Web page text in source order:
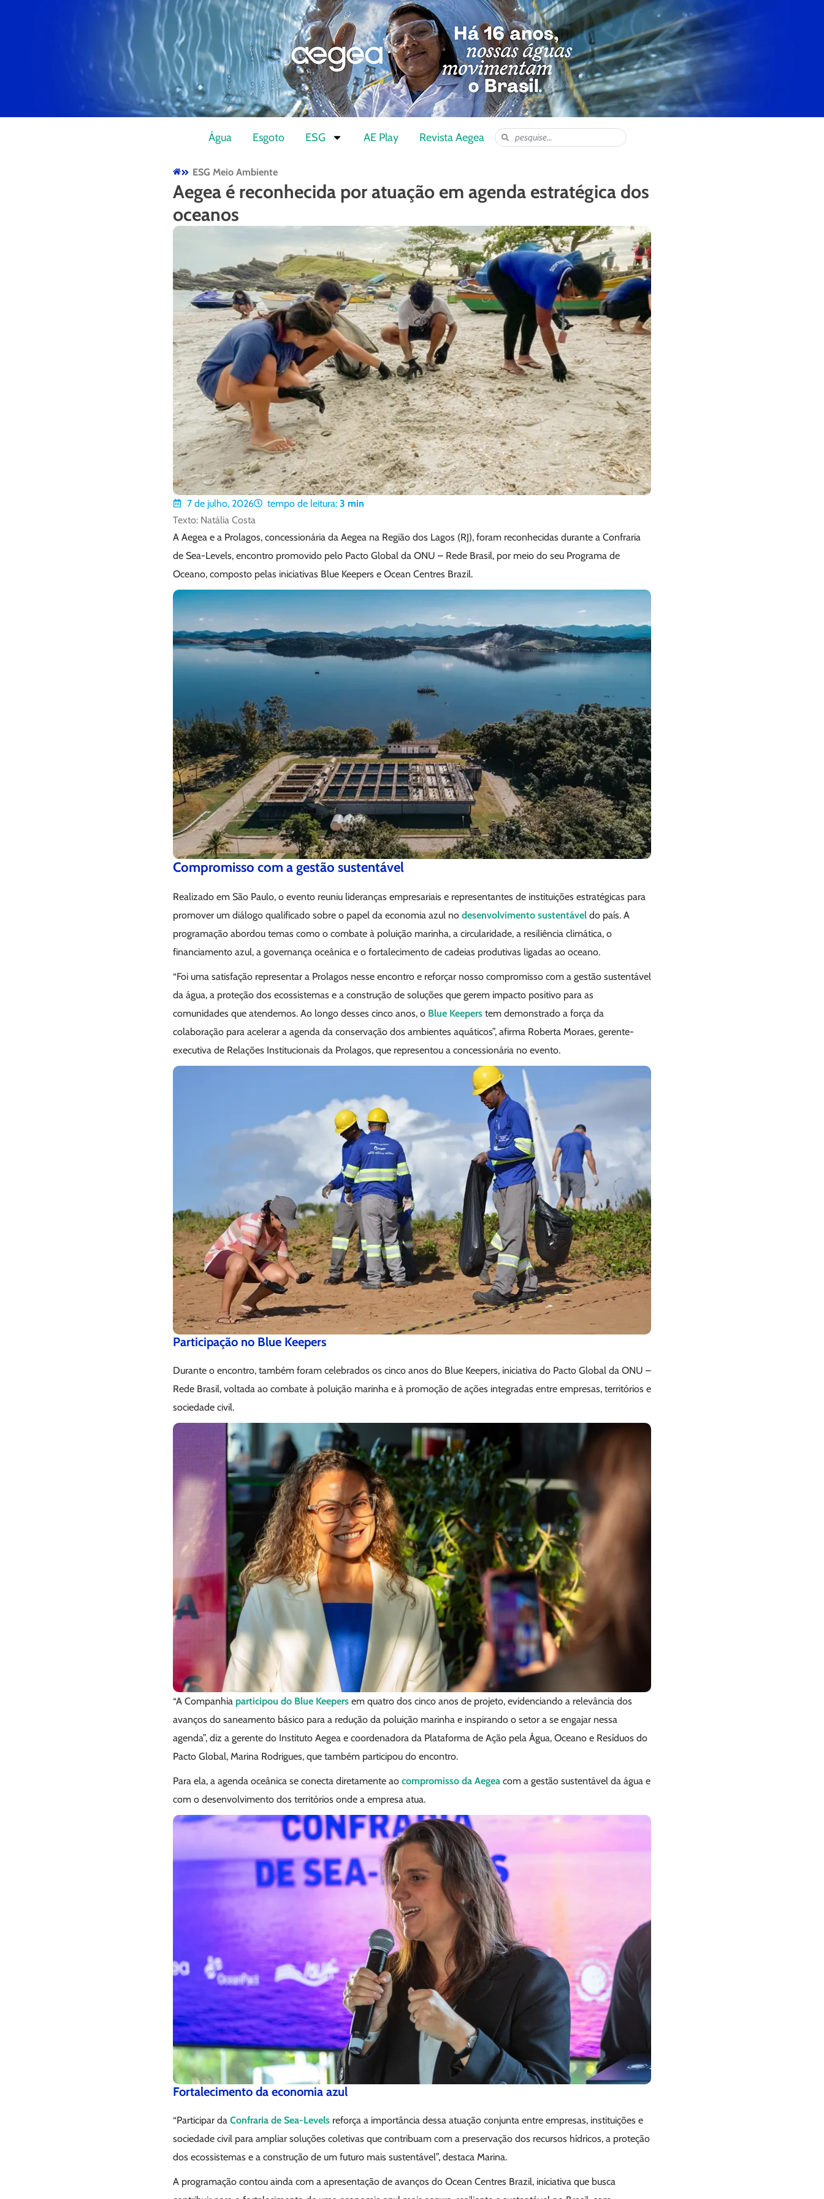
Água Esgoto ESG AE Play Revista Aegea
ESG Meio Ambiente
Aegea é reconhecida por atuação em agenda estratégica dos
oceanos
7 de julho, 2026 tempo de leitura: 3 min
Texto: Natália Costa
A Aegea e a Prolagos, concessionária da Aegea na Região dos Lagos (RJ), foram reconhecidas durante a Confraria
de Sea-Levels, encontro promovido pelo Pacto Global da ONU – Rede Brasil, por meio do seu Programa de
Oceano, composto pelas iniciativas Blue Keepers e Ocean Centres Brazil.
Compromisso com a gestão sustentável
Realizado em São Paulo, o evento reuniu lideranças empresariais e representantes de instituições estratégicas para
promover um diálogo qualificado sobre o papel da economia azul no desenvolvimento sustentável do país. A
programação abordou temas como o combate à poluição marinha, a circularidade, a resiliência climática, o
financiamento azul, a governança oceânica e o fortalecimento de cadeias produtivas ligadas ao oceano.
“Foi uma satisfação representar a Prolagos nesse encontro e reforçar nosso compromisso com a gestão sustentável
da água, a proteção dos ecossistemas e a construção de soluções que gerem impacto positivo para as
comunidades que atendemos. Ao longo desses cinco anos, o Blue Keepers tem demonstrado a força da
colaboração para acelerar a agenda da conservação dos ambientes aquáticos”, afirma Roberta Moraes, gerente-
executiva de Relações Institucionais da Prolagos, que representou a concessionária no evento.
Participação no Blue Keepers
Durante o encontro, também foram celebrados os cinco anos do Blue Keepers, iniciativa do Pacto Global da ONU –
Rede Brasil, voltada ao combate à poluição marinha e à promoção de ações integradas entre empresas, territórios e
sociedade civil.
“A Companhia participou do Blue Keepers em quatro dos cinco anos de projeto, evidenciando a relevância dos
avanços do saneamento básico para a redução da poluição marinha e inspirando o setor a se engajar nessa
agenda”, diz a gerente do Instituto Aegea e coordenadora da Plataforma de Ação pela Água, Oceano e Resíduos do
Pacto Global, Marina Rodrigues, que também participou do encontro.
Para ela, a agenda oceânica se conecta diretamente ao compromisso da Aegea com a gestão sustentável da água e
com o desenvolvimento dos territórios onde a empresa atua.
Fortalecimento da economia azul
“Participar da Confraria de Sea-Levels reforça a importância dessa atuação conjunta entre empresas, instituições e
sociedade civil para ampliar soluções coletivas que contribuam com a preservação dos recursos hídricos, a proteção
dos ecossistemas e a construção de um futuro mais sustentável”, destaca Marina.
A programação contou ainda com a apresentação de avanços do Ocean Centres Brazil, iniciativa que busca